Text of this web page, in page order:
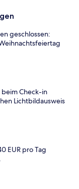
geschlossen:
beim Check-in
Lichtbildausweis
EUR pro Tag